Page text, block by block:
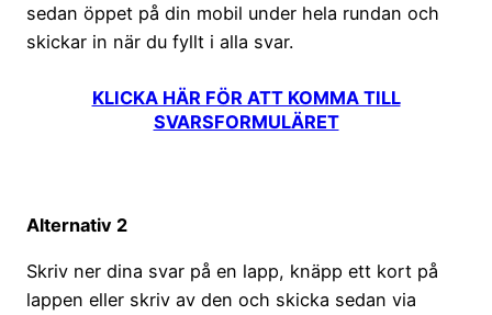
sedan öppet på din mobil under hela rundan och
skickar in när du fyllt i alla svar.
KLICKA HÄR FÖR ATT KOMMA TILL
SVARSFORMULÄRET
Alternativ 2
Skriv ner dina svar på en lapp, knäpp ett kort på
lappen eller skriv av den och skicka sedan via